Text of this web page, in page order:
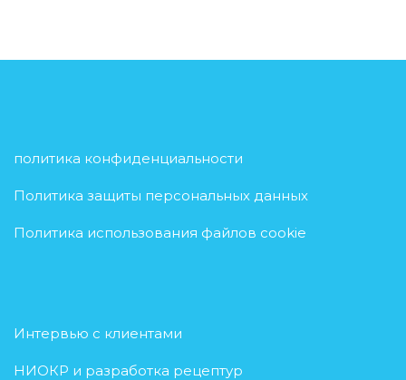
политика конфиденциальности
Политика защиты персональных данных
Политика использования файлов cookie
Интервью с клиентами
НИОКР и разработка рецептур